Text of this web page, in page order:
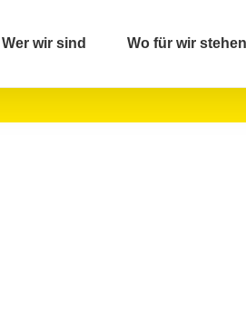
Wer wir sind Wo für wir stehen